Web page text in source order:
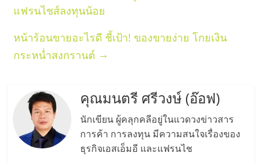
แฟรนไชส์ลงทุนน้อย
หน้าร้อนขายอะไรดี ชี้เป้า! ของขายง่าย โกยเงิน
กระหน่ำสงกรานต์ →
คุณมนตรี ศรีวงษ์ (อ๊อฟ)
นักเขียน ผู้คลุกคลีอยู่ในแวดวงข่าวสาร
การค้า การลงทุน มีความสนใจเรื่องของ
ธุรกิจเอสเอ็มอี และแฟรนไช